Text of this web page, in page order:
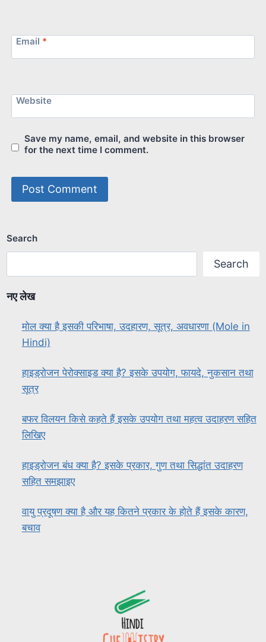
Email *
Website
Save my name, email, and website in this browser
for the next time I comment.
Search
Search
नए लेख
मोल क्या है इसकी परिभाषा, उदहारण, सूत्र, अवधारणा (Mole in
Hindi)
हाइड्रोजन पेरोक्साइड क्या है? इसके उपयोग, फायदे, नुकसान तथा
सूत्र
बफर विलयन किसे कहते हैं इसके उपयोग तथा महत्व उदाहरण सहित
लिखिए
हाइड्रोजन बंध क्या है? इसके प्रकार, गुण तथा सिद्धांत उदाहरण
सहित समझाइए
वायु प्रदूषण क्या है और यह कितने प्रकार के होते हैं इसके कारण,
बचाव